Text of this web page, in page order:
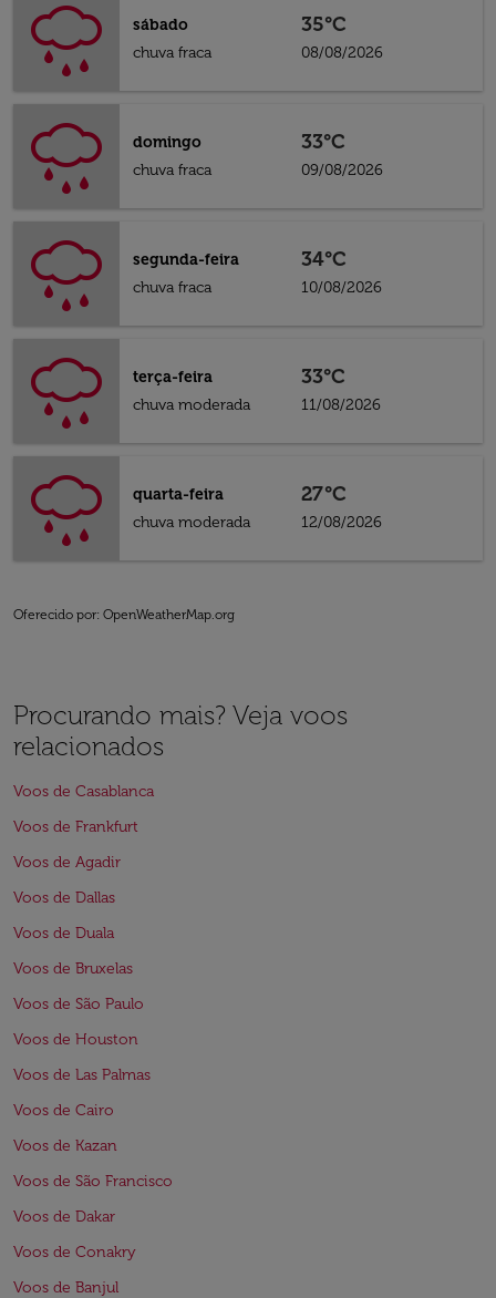
sábado
chuva fraca
35°C
08/08/2026
domingo
chuva fraca
33°C
09/08/2026
segunda-feira
chuva fraca
34°C
10/08/2026
terça-feira
chuva moderada
33°C
11/08/2026
quarta-feira
chuva moderada
27°C
12/08/2026
Oferecido por: OpenWeatherMap.org
Procurando mais? Veja voos
relacionados
Voos de Casablanca
Voos de Frankfurt
Voos de Agadir
Voos de Dallas
Voos de Duala
Voos de Bruxelas
Voos de São Paulo
Voos de Houston
Voos de Las Palmas
Voos de Cairo
Voos de Kazan
Voos de São Francisco
Voos de Dakar
Voos de Conakry
Voos de Banjul